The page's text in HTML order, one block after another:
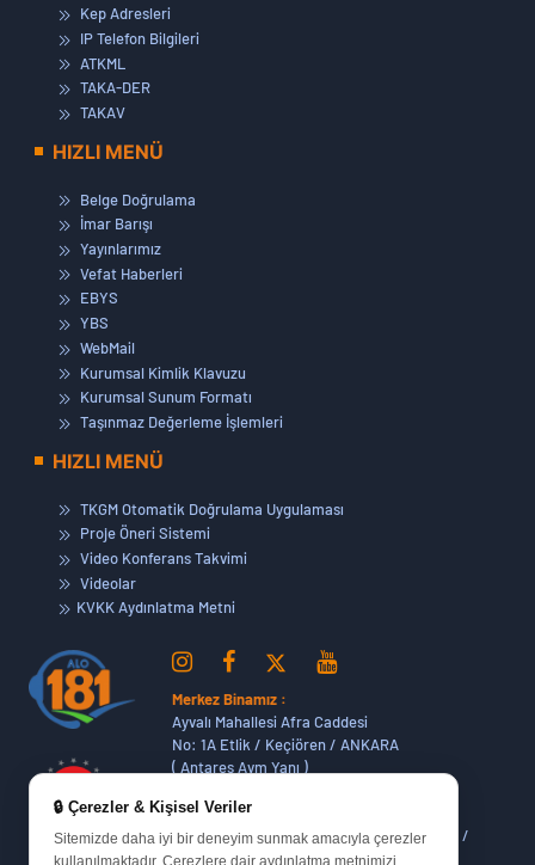
🔒 Çerezler & Kişisel Veriler
Sitemizde daha iyi bir deneyim sunmak amacıyla çerezler
kullanılmaktadır. Çerezlere dair aydınlatma metnimizi
Kep Adresleri
IP Telefon Bilgileri
ATKML
TAKA-DER
TAKAV
HIZLI MENÜ
Belge Doğrulama
İmar Barışı
Yayınlarımız
Vefat Haberleri
EBYS
YBS
WebMail
Kurumsal Kimlik Klavuzu
Kurumsal Sunum Formatı
Taşınmaz Değerleme İşlemleri
HIZLI MENÜ
TKGM Otomatik Doğrulama Uygulaması
Proje Öneri Sistemi
Video Konferans Takvimi
Videolar
KVKK Aydınlatma Metni
Merkez Binamız :
Ayvalı Mahallesi Afra Caddesi
No: 1A Etlik / Keçiören / ANKARA
( Antares Avm Yanı )
Dikmen Hizmet Binamız :
Dikmen Caddesi No:14 (06420) Bakanlıklar /
ANKARA